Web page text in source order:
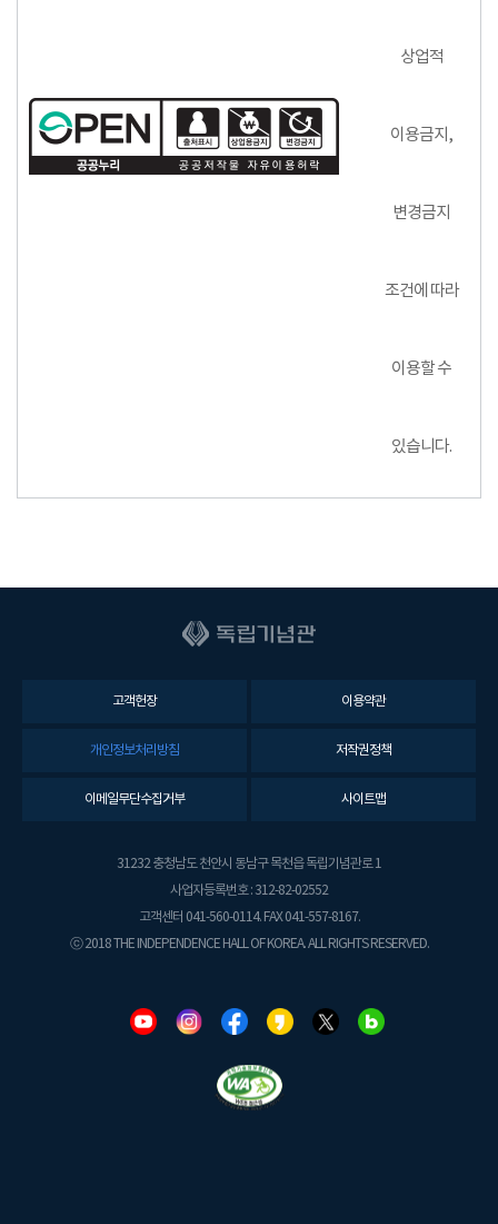
상업적
이용금지,
변경금지
조건에 따라
이용할 수
있습니다.
고객헌장 이용약관
개인정보처리방침 저작권정책
이메일무단수집거부 사이트맵
31232 충청남도 천안시 동남구 목천읍 독립기념관로 1
사업자등록번호 : 312-82-02552
고객센터 041-560-0114. FAX 041-557-8167.
ⓒ 2018 THE INDEPENDENCE HALL OF KOREA. ALL RIGHTS RESERVED.